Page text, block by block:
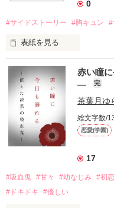
「地球は、無事……？　
刻一刻と近づくXの日。
果たして、我が星の運命
第5回野いちごジュニア文
執筆期間　2025/06/20〜
2025/04/09　更新開始
2025/06/04　完結
時にストレートに想いを
全員私にベタ惚れ状態。
毎日心を躍らせていた。
けれど──。
「まだ若いからって余裕
案外もろいんだな」
ふゆかわ しおん
◇◇◇
腹黒王子の特徴
「『ハムスターみたいで
優しい三日月スマイルで
私よりも背が低い先輩で
◇◇◇
168センチ
文武両道の学校のアイドル
×
顔良し、頭良し、運動神
だけどちょっぴりお調子者
クラスメイトのお家でした
＊＊＊
爽やか笑顔がトレードマー
(だけど実はビビリ)
0
#サイドストーリー #胸キュン #
表紙を見る
「さて……今日はどんな相
下記小説のサイドストー
本編と一緒に読むとより
赤い瞳
―
完
茶葉月ゆ
総文字数/
恋愛(学園)
17
#吸血鬼 #甘々 #幼なじみ #初恋
#ドキドキ
#優しい